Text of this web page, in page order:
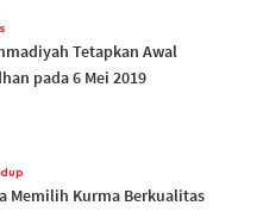
Tetapkan Awal
pada 6 Mei 2019
Memilih Kurma Berkualitas